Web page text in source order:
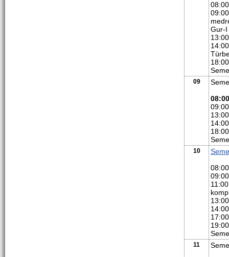
08:00
09:00
Gur-I
13:00
18:00
09
08:00
09:00
13:00
14:00
18:00
10
08:00
09:00
11:00
13:00
14:00
17:00
19:00
11